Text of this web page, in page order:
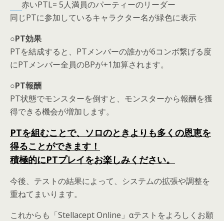
赤いPTL= 5人満員のパーティーのリーダー
同じPTに参加しているキャラクター名が緑色に表示
○PT効果
PTを結成すると、PTメンバーの誰かが6コンボ繋げる度
にPTメンバー全員のBPが+1加算されます。
○PT報酬
PT状態でモンスターを倒すと、モンスターから報酬を獲
得できる機会が増加します。
PTを組むことで、ソロのときよりも多くの恩恵を
得ることができます！
積極的にPTプレイをお楽しみください。
今後、テストの結果によって、システムの拡張や調整を
重ねてまいります。
これからも「Stellacept Online」αテストをよろしくお願